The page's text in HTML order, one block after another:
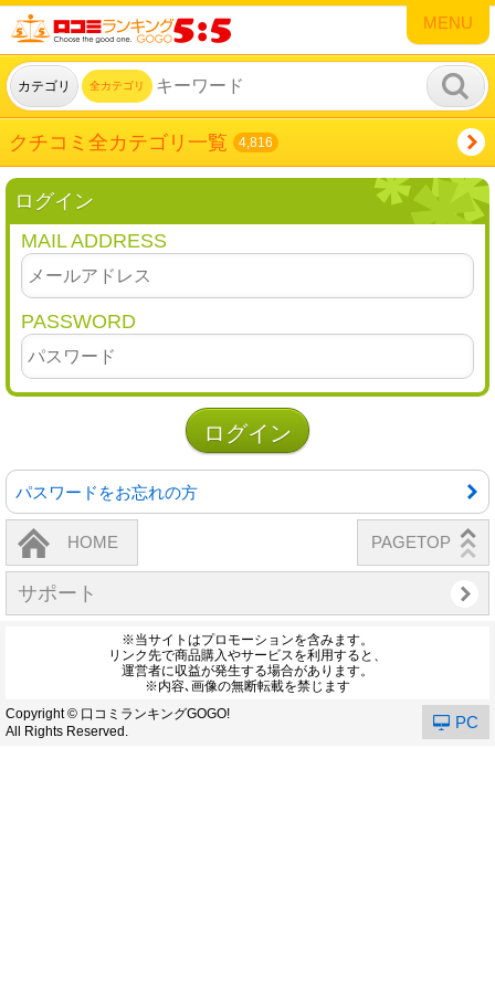
MENU
カテゴリ 全カテゴリ
クチコミ全カテゴリ一覧 4,816
ログイン
MAIL ADDRESS
PASSWORD
パスワードをお忘れの方
HOME PAGETOP
サポート
※当サイトはプロモーションを含みます。
リンク先で商品購入やサービスを利用すると、
運営者に収益が発生する場合があります。
※内容､画像の無断転載を禁じます
Copyright © 口コミランキングGOGO!
All Rights Reserved.
PC